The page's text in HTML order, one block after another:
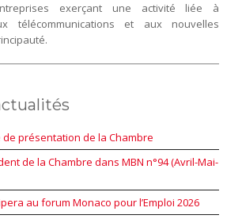
exerçant une activité liée à
télécommunications et aux nouvelles
présentation de la Chambre
de la Chambre dans MBN n°94 (Avril-Mai-
au forum Monaco pour l’Emploi 2026